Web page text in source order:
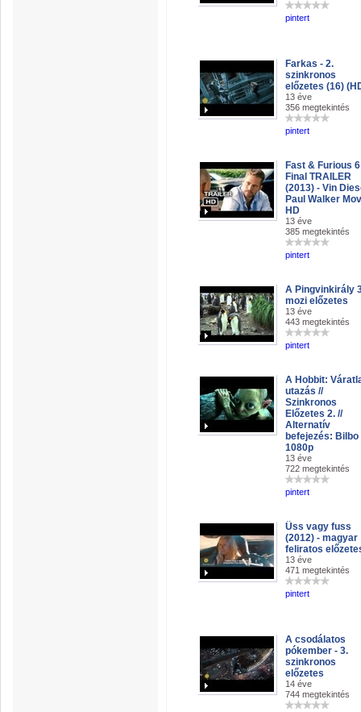
pintert
Farkas - 2.
szinkronos
előzetes (16)
13 éve
356 megtekintés
pintert
Fast & Furious 6
Final TRAILER
(2013) - Vin
Paul Walker
HD
13 éve
385 megtekintés
pintert
A Pingvinkirály
mozi előzetes
13 éve
443 megtekintés
pintert
A Hobbit:
utazás //
Szinkronos
Előzetes 2. //
Alternatív
befejezés: Bilbo
1080p
13 éve
722 megtekintés
pintert
Üss vagy fuss
(2012) - magyar
feliratos
13 éve
471 megtekintés
pintert
A csodálatos
pókember - 3.
szinkronos
előzetes
14 éve
744 megtekintés